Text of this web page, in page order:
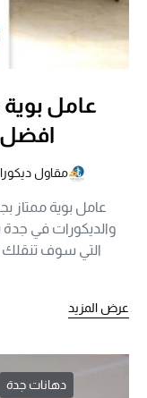
افضل
مقاول
عامل بوية ممتاز
والديكورات في جدة
التي سوف تنقلك
عرض المزيد
دهانات جدة